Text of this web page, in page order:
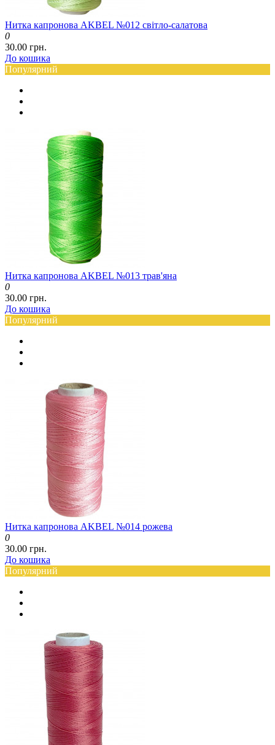
Нитка капронова AKBEL №012 світло-салатова
0
30.00 грн.
До кошика
Популярний
Нитка капронова AKBEL №013 трав'яна
0
30.00 грн.
До кошика
Популярний
Нитка капронова AKBEL №014 рожева
0
30.00 грн.
До кошика
Популярний